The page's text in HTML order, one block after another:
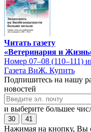
Читать газету
«Ветеринария и
Номер 07–08 (110–111)
Газета ВиЖ. Купить
Подпишитесь на нашу
новостей
и выберите большее
30 41
Нажимая на кнопку, Вы